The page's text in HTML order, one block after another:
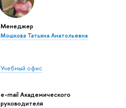
Менеджер
Мошкова Татьяна Анатольевна
Учебный офис
e-mail Академического
руководителя